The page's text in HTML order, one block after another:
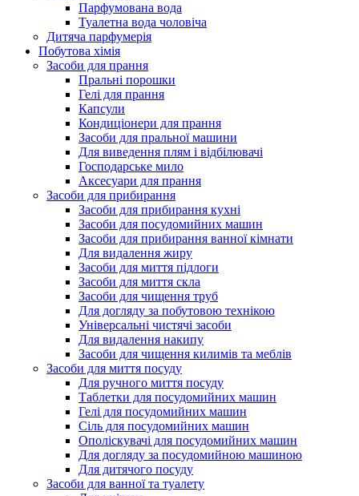
Парфумована вода
Туалетна вода чоловіча
Дитяча парфумерія
Побутова хімія
Засоби для прання
Пральні порошки
Гелі для прання
Капсули
Кондиціонери для прання
Засоби для пральної машини
Для виведення плям і відбілювачі
Господарське мило
Аксесуари для прання
Засоби для прибирання
Засоби для прибирання кухні
Засоби для посудомийних машин
Засоби для прибирання ванної кімнати
Для видалення жиру
Засоби для миття підлоги
Засоби для миття скла
Засоби для чищення труб
Для догляду за побутовою технікою
Універсальні чистячі засоби
Для видалення накипу
Засоби для чищення килимів та меблів
Засоби для миття посуду
Для ручного миття посуду
Таблетки для посудомийних машин
Гелі для посудомийних машин
Сіль для посудомийних машин
Ополіскувачі для посудомийних машин
Для догляду за посудомийною машиною
Для дитячого посуду
Засоби для ванної та туалету